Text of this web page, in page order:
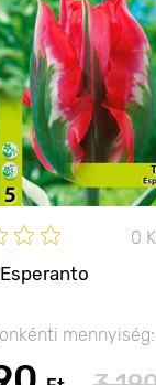
0
mennyiség: